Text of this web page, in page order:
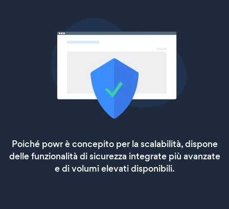
Poiché powr è concepito per la scalabilità, dispone
delle funzionalità di sicurezza integrate più avanzate
e di volumi elevati disponibili.